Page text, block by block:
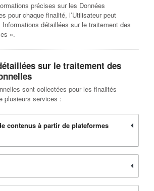
précises sur les Données
pour chaque finalité, l’Utilisateur peut
détaillées sur le traitement des
».
sur le traitement des
sont collectées pour les finalités
plusieurs services :
contenus à partir de plateformes